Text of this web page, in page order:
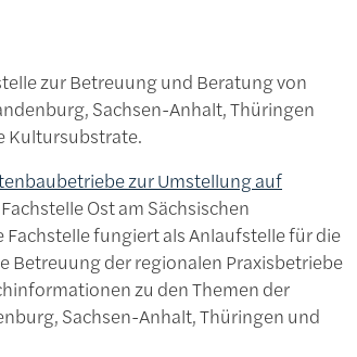
zur Betreuung und Beratung von
Sachsen-Anhalt, Thüringen
Kultursubstrate.
zur Umstellung auf
Ost am Sächsischen
fungiert als Anlaufstelle für die
Betreuung der regionalen Praxisbetriebe
zu den Themen der
Sachsen-Anhalt, Thüringen und